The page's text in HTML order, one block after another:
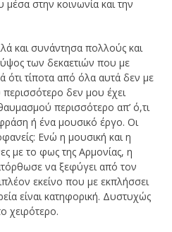
στην κοινωνία και την
και συνάντησα πολλούς και
των δεκαετιών που με
ότι τίποτα από όλα αυτά δεν με
περισσότερο δεν μου έχει
περισσότερο απ’ ό,τι
ή ένα μουσικό έργο. Οι
Ενώ η μουσική και η
με το φως της Αρμονίας, η
να ξεφύγει από τον
εκείνο που με εκπλήσσει
είναι κατηφορική. Δυστυχώς
χειρότερο.